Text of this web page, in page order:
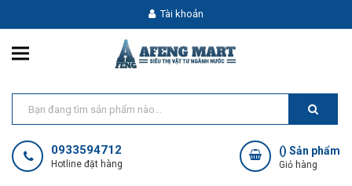
Tài khoản
0933594712
Hotline đặt hàng
() Sản phẩm
Giỏ hàng